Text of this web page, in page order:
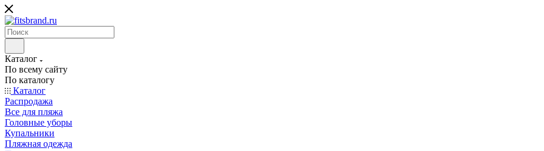
Каталог
По всему сайту
По каталогу
Каталог
Распродажа
Все для пляжа
Головные уборы
Купальники
Пляжная одежда